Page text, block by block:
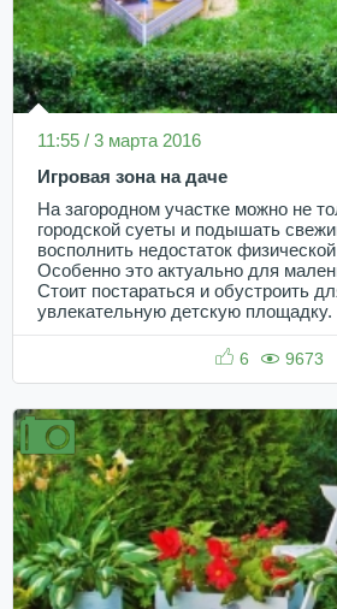
11:55 / 3 марта 2016
Игровая зона на даче
На загородном участке можно не
городской суеты и подышать
восполнить недостаток
Особенно это актуально для
Стоит постараться и обустроить
увлекательную детскую площадку.
6 9673